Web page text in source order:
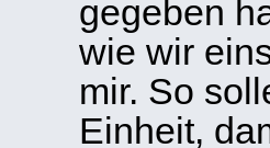
gegeben
wie wir
mir. So
Einheit,